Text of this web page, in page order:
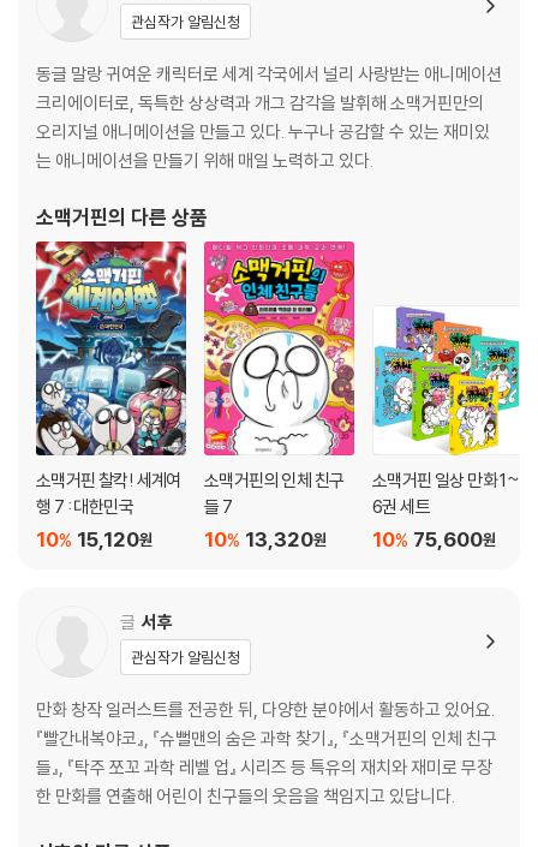
인체 친구들 탐구 편5 충치
6화 사라져라, 치석!
인체 친구들 탐구 편6 양치질
깔깔 소맥이네 놀이터2 낱말 퍼즐
관심작가 알림신청
동글 말랑 귀여운 캐릭터로 세계 각국에서 널리 사랑받는 애니메이션
크리에이터로, 독특한 상상력과 개그 감각을 발휘해 소맥거핀만의
오리지널 애니메이션을 만들고 있다. 누구나 공감할 수 있는 재미있
는 애니메이션을 만들기 위해 매일 노력하고 있다.
소맥거핀의 다른 상품
소맥거핀 찰칵! 세계여
행 7 : 대한민국
15,120원
10%
소맥거핀의 인체 친구
들 7
13,320원
10%
소맥거핀 일상 만화 1~
6권 세트
75,600원
10%
글 서후
관심작가 알림신청
만화 창작 일러스트를 전공한 뒤, 다양한 분야에서 활동하고 있어요.
『빨간내복야코』, 『슈뻘맨의 숨은 과학 찾기』, 『소맥거핀의 인체 친구
들』, 『탁주 쪼꼬 과학 레벨 업』 시리즈 등 특유의 재치와 재미로 무장
한 만화를 연출해 어린이 친구들의 웃음을 책임지고 있답니다.